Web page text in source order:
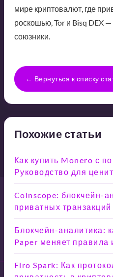
мире криптовалют, где
роскошью, Tor и Bisq DEX
союзники.
← Вернуться к списку
Похожие статьи
Как купить Monero с
Руководство для
Coinscope: блокчейн-
приватных транзакций
Блокчейн-аналитика:
Paper меняет правила
Firo Spark: Как